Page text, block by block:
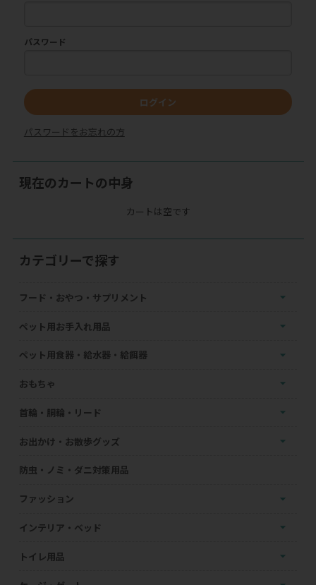
パスワード
ログイン
パスワードをお忘れの方
現在のカートの中身
カートは空です
カテゴリーで探す
フード・おやつ・サプリメント
ペット用お手入れ用品
ペット用食器・給水器・給餌器
おもちゃ
首輪・胴輪・リード
お出かけ・お散歩グッズ
防虫・ノミ・ダニ対策用品
ファッション
インテリア・ベッド
トイレ用品